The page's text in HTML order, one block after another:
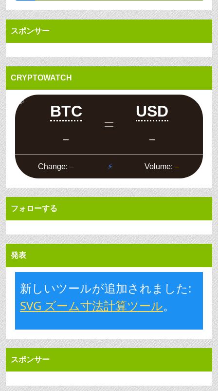
スポンサー
CRYPTOWATCH
フォローする
発表
新しいツールが追加されました:
SVG ズーム寸法計算ツール。
スポンサー